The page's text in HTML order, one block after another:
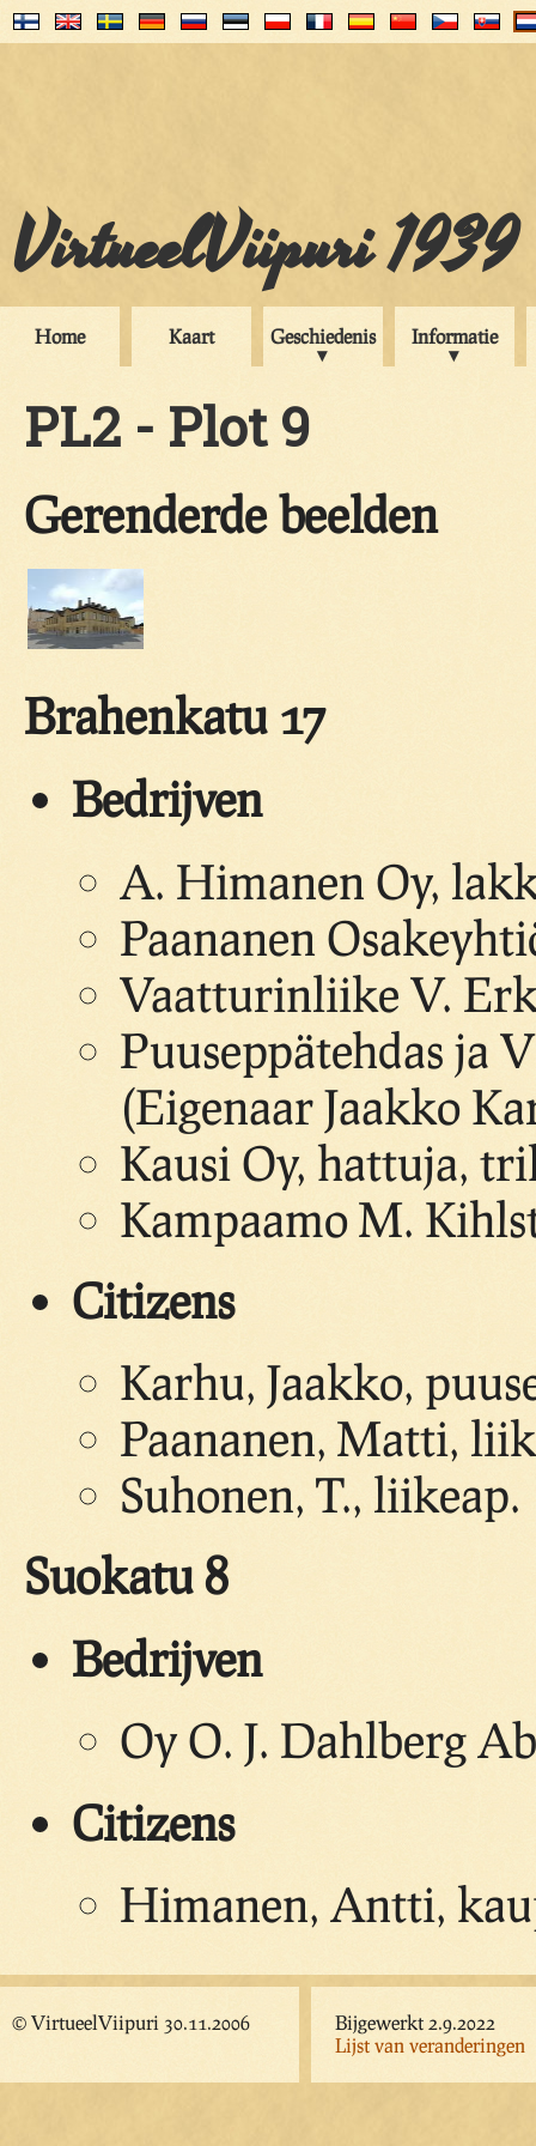
VirtueelViipuri 1939
Home Kaart Geschiedenis Informatie
PL2 - Plot 9
Gerenderde beelden
Brahenkatu 17
Bedrijven
A. Himanen Oy,
Paananen
Vaatturinliike V.
Puuseppätehdas ja
(Eigenaar Jaakko
Kausi Oy, hattuja,
Kampaamo M.
Citizens
Karhu, Jaakko,
Paananen, Matti,
Suhonen, T., liikeap.
Suokatu 8
Bedrijven
Oy O. J. Dahlberg
Citizens
Himanen, Antti,
© VirtueelViipuri 30.11.2006
Bijgewerkt 2.9.2022
Lijst van veranderingen